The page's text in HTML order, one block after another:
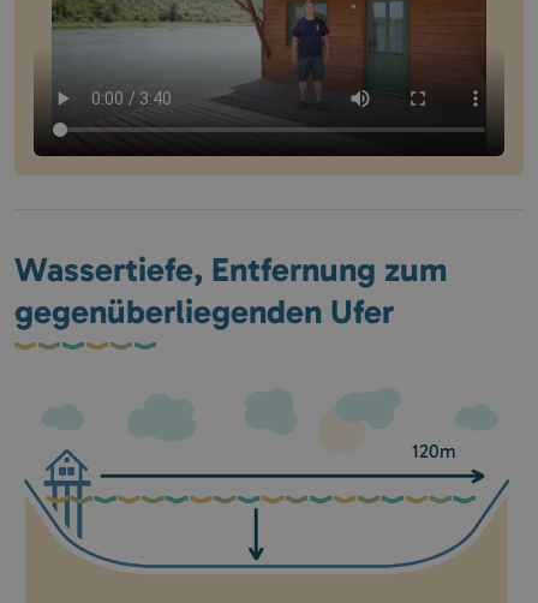
Wassertiefe, Entfernung zum
gegenüberliegenden Ufer
120m